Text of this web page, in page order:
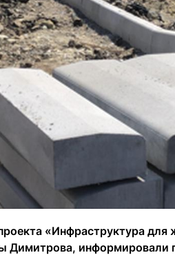
«Инфраструктура для
Димитрова, информировали